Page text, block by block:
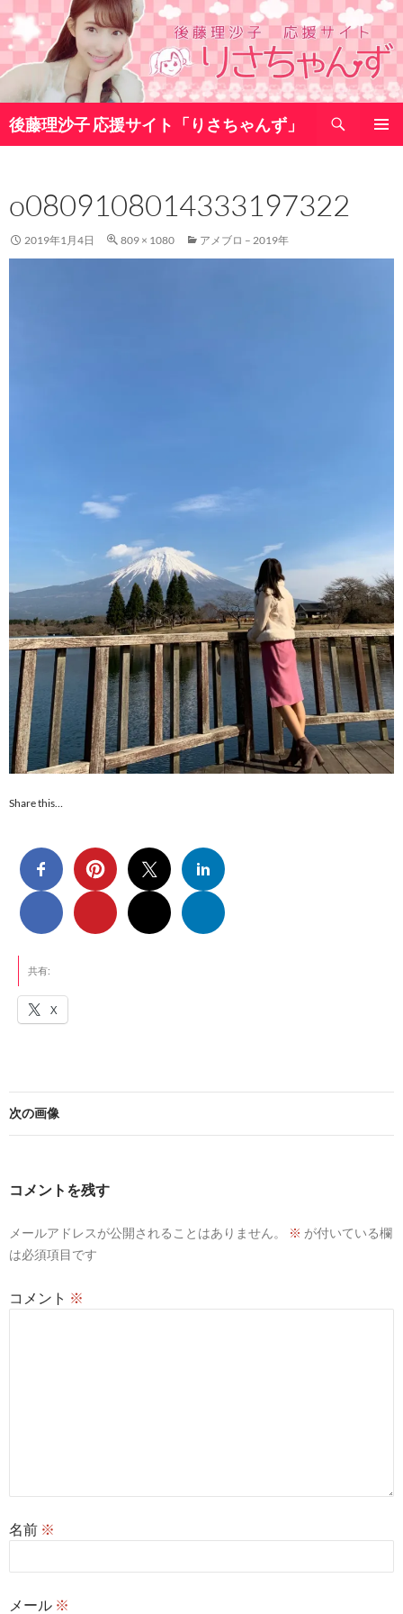
コ
ン
テ
ン
へ
ス
プ
後藤理沙子 応援サイト「りさちゃんず」
索
o0809108014333197322
2019年1月4日 809 × 1080 アメブロ – 2019年
Share this…
共有:
X
次の画像
コメントを残す
メールアドレスが公開されることはありません。 ※ が付いている欄
は必須項目です
コメント ※
名前 ※
メール ※